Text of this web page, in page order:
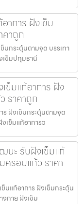
าการ ฝังเข็ม
าถูก
มกระตุ้นตามจุด บรรเทา
เข็มปทุมธานี
ข็มแก้อาการ ฝัง
ราคาถูก
ร ฝังเข็มกระตุ้นตามจุด
เข็มแก้อาการว
นะ รับฝังเข็มแก้
ครอบแก้ว ราคา
มแก้อาการ ฝังเข็มกระตุ้น
งกาย ฝังเข็ม